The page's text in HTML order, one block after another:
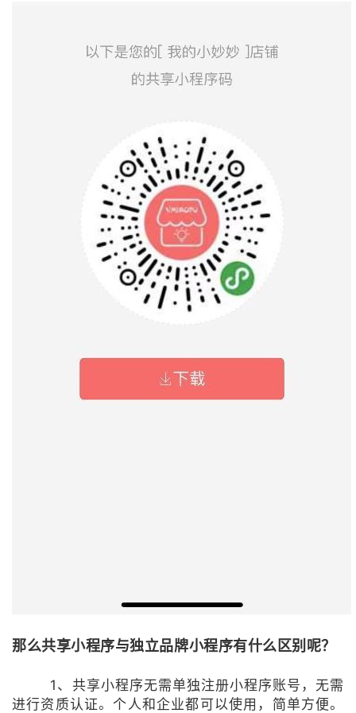
那么共享小程序与独立品牌小程序有什么区别呢？
1、共享小程序无需单独注册小程序账号，无需
进行资质认证。个人和企业都可以使用，简单方便。